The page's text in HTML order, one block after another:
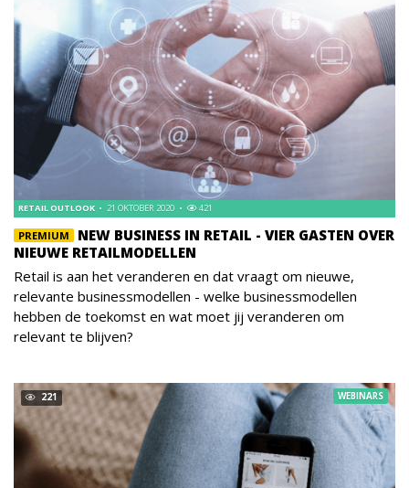
PREMIUM
NEW BUSINESS IN RETAIL - VIER GASTEN OVER
NIEUWE RETAILMODELLEN
RETAIL OUTLOOK 21 OKTOBER 2020 421
Retail is aan het veranderen en dat vraagt om nieuwe,
relevante businessmodellen - welke businessmodellen
hebben de toekomst en wat moet jij veranderen om
relevant te blijven?
221 WEBINARS